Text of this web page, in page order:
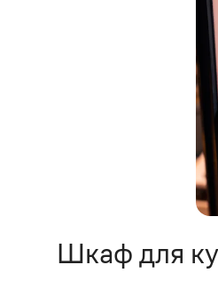
Шкаф для